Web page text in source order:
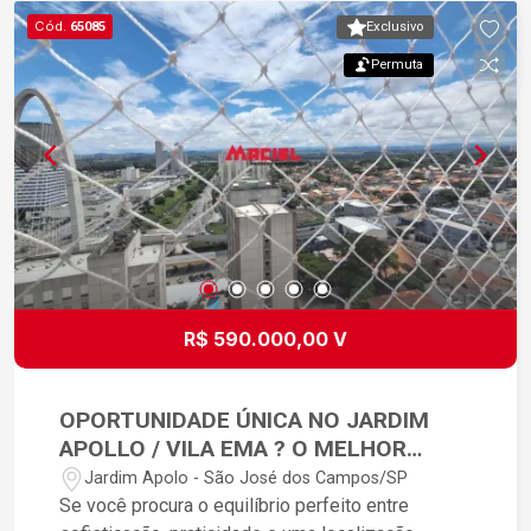
Exclusivo
Permuta
Cód. 65085
R$ 590.000,00 V
OPORTUNIDADE ÚNICA NO JARDIM
APOLLO / VILA EMA ? O MELHOR
PREÇO DO MERCADO!
Jardim Apolo - São José dos Campos/SP
Se você procura o equilíbrio perfeito entre